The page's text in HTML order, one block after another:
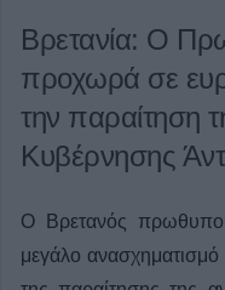
Βρετανία: Ο
προχωρά σε
την παραίτηση
Κυβέρνησης
Ο Βρετανός
μεγάλο